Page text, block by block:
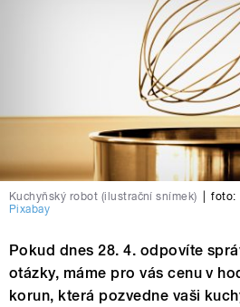
Kuchyňský robot (ilustrační snímek) foto:
Pixabay
Pokud dnes 28. 4. odpovíte
otázky, máme pro vás cenu v
korun, která pozvedne vaši